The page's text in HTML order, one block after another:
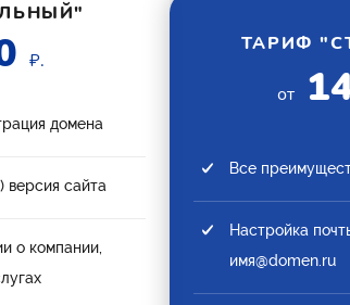
₽.
домена
версия сайта
о компании,
ТАРИФ
от
Все
Настройка
имя@domen.ru